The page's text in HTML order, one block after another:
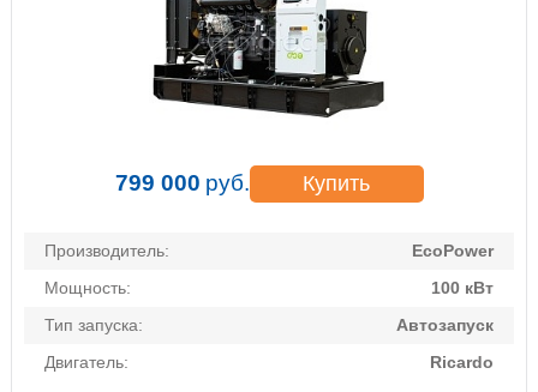
799 000 руб. Купить
Производитель:
EcoPower
Мощность:
100 кВт
Тип запуска:
Автозапуск
Двигатель:
Ricardo